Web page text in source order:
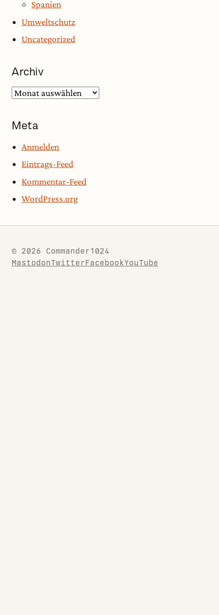
Spanien
Umweltschutz
Uncategorized
Archiv
Archiv
Meta
Anmelden
Eintrags-Feed
Kommentar-Feed
WordPress.org
© 2026 Commander1024
MastodonTwitterFacebookYouTube